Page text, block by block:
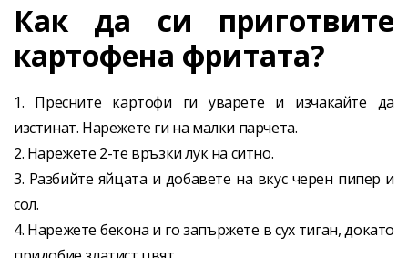
Как да си приготвите
картофена фритата?
1. Пресните картофи ги уварете и изчакайте да
изстинат. Нарежете ги на малки парчета.
2. Нарежете 2-те връзки лук на ситно.
3. Разбийте яйцата и добавете на вкус черен пипер и
сол.
4. Нарежете бекона и го запържете в сух тиган, докато